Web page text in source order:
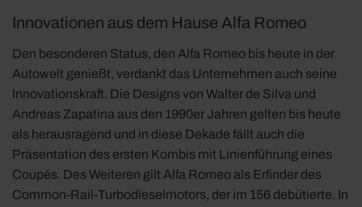
Innovationen aus dem Hause Alfa Romeo
Den besonderen Status, den Alfa Romeo bis heute in der
Autowelt genießt, verdankt das Unternehmen auch seine
Innovationskraft. Die Designs von Walter de Silva und
Andreas Zapatina aus den 1990er Jahren gelten bis heute
als herausragend und in diese Dekade fällt auch die
Präsentation des ersten Kombis mit Linienführung eines
Coupés. Des Weiteren gilt Alfa Romeo als Erfinder des
Common-Rail-Turbodieselmotors, der im 156 debütierte. In